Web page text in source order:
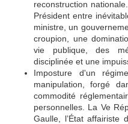
reconstruction
Président entre
ministre, un
croupion, une
vie publique, des
disciplinée et une
Imposture d'un
manipulation, forgé
commodité
personnelles. La Ve
Gaulle, l’État affairiste